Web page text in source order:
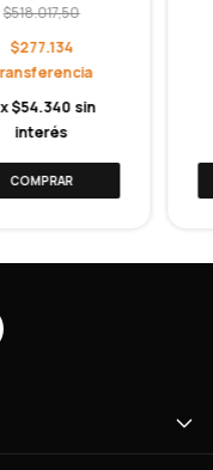
$518.017,50
$277.134
x$54.340 sin
interés